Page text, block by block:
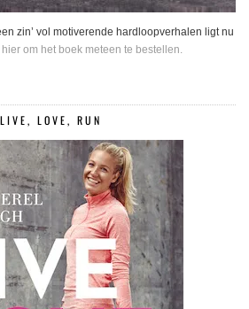
zin’ vol motiverende hardloopverhalen ligt nu
hier om het boek meteen te bestellen.
LIVE, LOVE, RUN